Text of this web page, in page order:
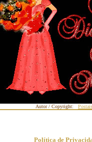
Autor / Copyright:
Política de